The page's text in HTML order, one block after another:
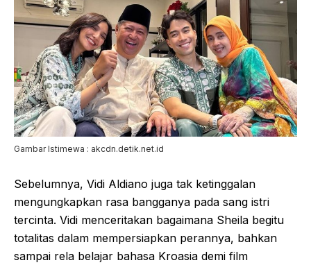
Gambar Istimewa : akcdn.detik.net.id
Sebelumnya, Vidi Aldiano juga tak ketinggalan
mengungkapkan rasa bangganya pada sang istri
tercinta. Vidi menceritakan bagaimana Sheila begitu
totalitas dalam mempersiapkan perannya, bahkan
sampai rela belajar bahasa Kroasia demi film